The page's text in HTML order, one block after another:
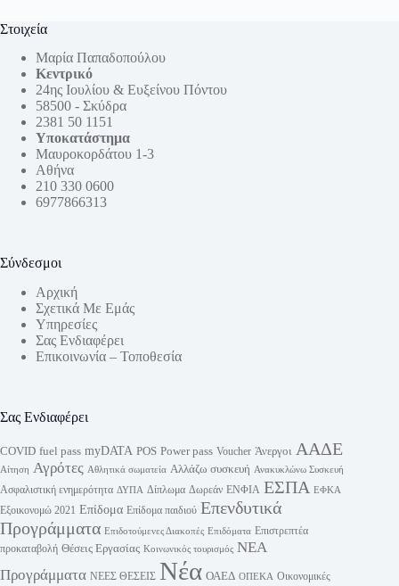
Στοιχεία
Μαρία Παπαδοπούλου
Κεντρικό
24ης Ιουλίου & Ευξείνου Πόντου
58500 - Σκύδρα
2381 50 1151
Υποκατάστημα
Μαυροκορδάτου 1-3
Αθήνα
210 330 0600
6977866313
Σύνδεσμοι
Αρχική
Σχετικά Με Εμάς
Υπηρεσίες
Σας Ενδιαφέρει
Επικοινωνία – Τοποθεσία
Σας Ενδιαφέρει
COVID fuel pass myDATA POS Power pass Voucher Άνεργοι ΑΑΔΕ
Αίτηση Αγρότες Αθλητικά σωματεία Αλλάζω συσκευή Ανακυκλώνω Συσκευή
Ασφαλιστική ενημερότητα ΔΥΠΑ Δίπλωμα Δωρεάν ΕΝΦΙΑ ΕΣΠΑ ΕΦΚΑ
Εξοικονομώ 2021 Επίδομα Επίδομα παιδιού Επενδυτικά
Προγράμματα Επιδοτούμενες Διακοπές Επιδόματα Επιστρεπτέα
προκαταβολή Θέσεις Εργασίας Κοινωνικός τουρισμός ΝΕΑ
Προγράμματα ΝΕΕΣ ΘΕΣΕΙΣ Νέα ΟΑΕΔ ΟΠΕΚΑ Οικονομικές